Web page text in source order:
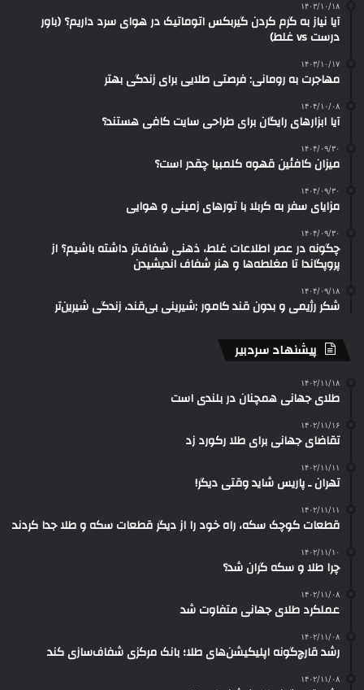
۱۴۰۳/۱۰/۱۸
آیا نیاز به گرم کردن گیربکس اتوماتیک در هوای سرد داریم؟ (باور
درست vs غلط)
۱۴۰۳/۱۰/۱۷
مهاجرت به رومانی: فرصتی طلایی برای زندگی بهتر
۱۴۰۴/۱۰/۰۸
آیا ابزارهای رایگان برای طراحی سایت کافی هستند؟
۱۴۰۴/۰۹/۳۰
میزان کافئین قهوه کلمبیا چقدر است؟
۱۴۰۴/۰۹/۳۰
مزایای سفر به کربلا با تورهای زمینی و هوایی
۱۴۰۴/۰۹/۳۰
چگونه در عصر اطلاعات غلط، ذهنی شفاف‌تر داشته باشیم؟ از
پروپگاندا تا مغلطه‌ها و هنر شفاف اندیشیدن
۱۴۰۴/۰۹/۱۸
شکر رژیمی و بدون قند کامور ;شیرینی بی‌قند، زندگی شیرین‌تر
پیشنهاد سردبیر
۱۴۰۲/۱۱/۱۸
طلای جهانی همچنان در بلندی است
۱۴۰۲/۱۱/۱۶
تقاضای جهانی برای طلا رکورد زد
۱۴۰۲/۱۱/۱۱
تهران ـ پاریس شاید وقتی دیگر!
۱۴۰۲/۱۱/۱۱
قطعات کوچک سکه، راه خود را از دیگر قطعات سکه‌ و طلا جدا کردند
۱۴۰۲/۱۱/۱۰
چرا طلا و سکه گران شد؟
۱۴۰۲/۱۱/۰۸
عملکرد طلای جهانی متفاوت شد
۱۴۰۲/۱۱/۰۸
رشد قارچ‌گونه اپلیکیشن‌های طلا؛ بانک مرکزی شفاف‌سازی کند
۱۴۰۲/۱۱/۰۸